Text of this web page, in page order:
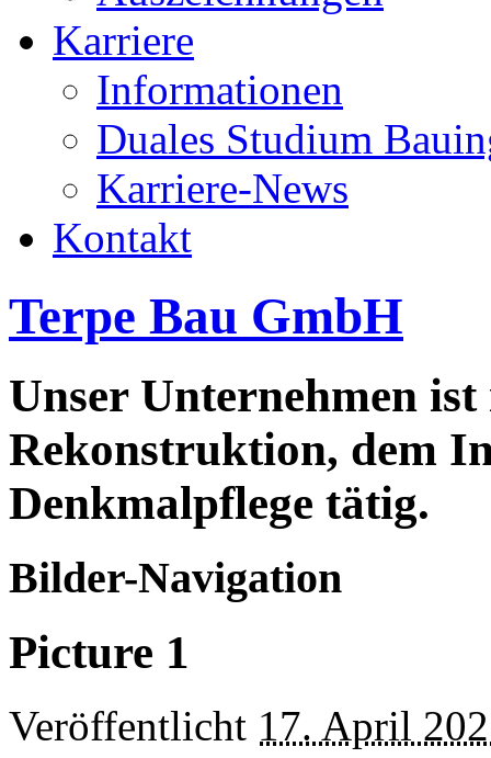
Karriere
Informationen
Duales Studium
Karriere-News
Kontakt
Terpe Bau GmbH
Unser Unternehmen
Rekonstruktion, dem
Denkmalpflege tätig.
Bilder-Navigation
Picture 1
Veröffentlicht 17. April